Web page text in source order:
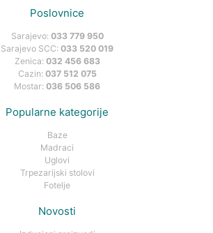
Poslovnice
Sarajevo: 033 779 950
Sarajevo SCC: 033 520 019
Zenica: 032 456 683
Cazin: 037 512 075
Mostar: 036 506 586
Popularne kategorije
Baze
Madraci
Uglovi
Trpezarijski stolovi
Fotelje
Novosti